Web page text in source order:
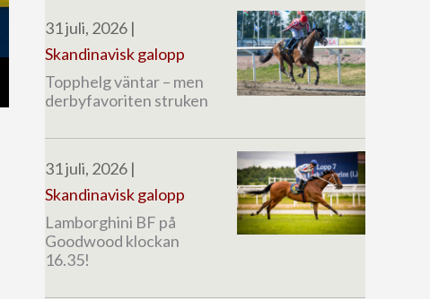
31 juli, 2026 |
Skandinavisk galopp
Topphelg väntar – men
derbyfavoriten struken
31 juli, 2026 |
Skandinavisk galopp
Lamborghini BF på
Goodwood klockan
16.35!